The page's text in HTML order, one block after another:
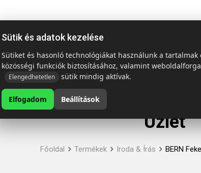
Kezdőlap Termékek Emblémázás és
Üzlet
Főoldal Termékek Iroda & Írás BERN
Sütik és adatok kezelése
Sütiket és hasonló technológiákat használunk a tartalmak
közösségi funkciók biztosításához, valamint
Elengedhetetlen sütik mindig aktívak.
Elfogadom Beállítások